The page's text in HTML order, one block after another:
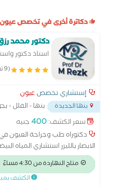
دكاترة أخرى في تخصص
دكتور محمد
استاذ دكتور
بالليزر
(9 تقييم)
إستشاري تخصص عيون
بنها الجديدة
بنها - الفلل -
المحافظ...
سعر الكشف:400جنيه
دكتوراه طب وجراحة العيون
الابصار بالليزر استشاري المياه
استشاري القرنية المخروطية
القرنية عضو كلية الجراحين الملكية
زميل المجلس العالمي للعيون -
متاح النهاردة من 4:30 مساءً
الكشف